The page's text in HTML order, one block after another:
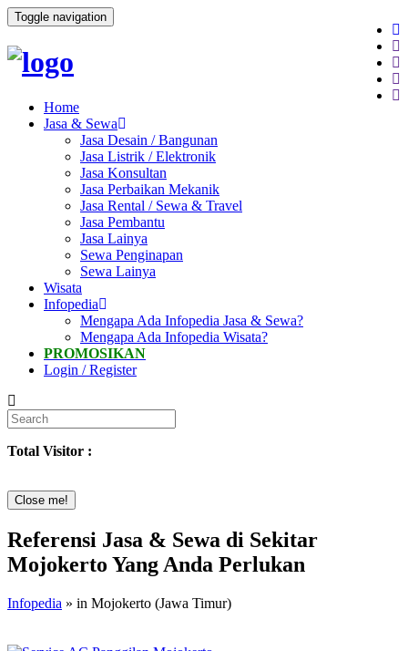
Toggle navigation
Home
Jasa & Sewa
Jasa Desain / Bangunan
Jasa Listrik / Elektronik
Jasa Konsultan
Jasa Perbaikan Mekanik
Jasa Rental / Sewa & Travel
Jasa Pembantu
Jasa Lainya
Sewa Penginapan
Sewa Lainya
Wisata
Infopedia
Mengapa Ada Infopedia Jasa & Sewa?
Mengapa Ada Infopedia Wisata?
PROMOSIKAN
Login / Register
Total Visitor :
Close me!
Referensi Jasa & Sewa di Sekitar
Mojokerto Yang Anda Perlukan
Infopedia » in Mojokerto (Jawa Timur)